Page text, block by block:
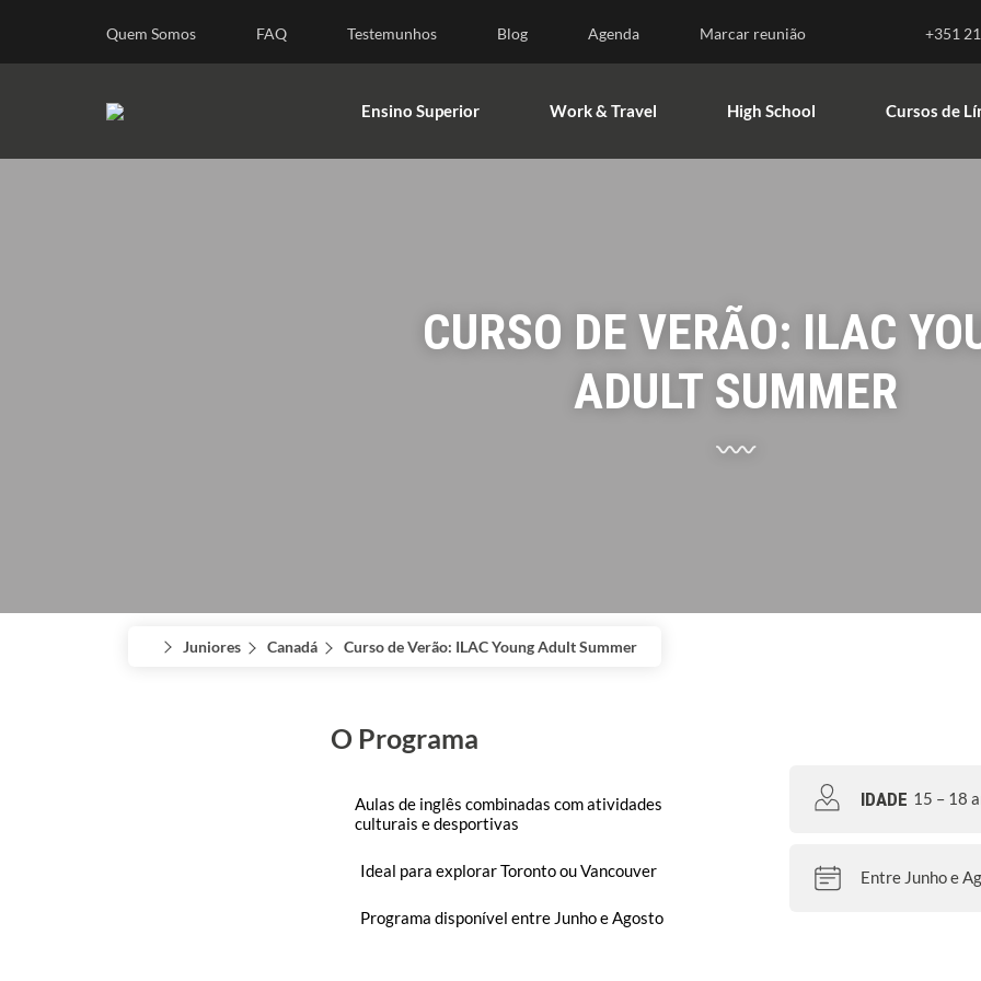
Quem Somos FAQ Testemunhos Blog Agenda Marcar reunião +351
Ensino Superior Work & Travel High School Cursos de
CURSO DE VERÃO: ILAC
ADULT SUMMER
Juniores Canadá Curso de Verão: ILAC Young Adult Summer
O Programa
Aulas de inglês combinadas com atividades
culturais e desportivas
Ideal para explorar Toronto ou Vancouver
Programa disponível entre Junho e Agosto
IDADE 15 – 18
Entre Junho e
Ensino Superior Work & Travel High School Cursos de